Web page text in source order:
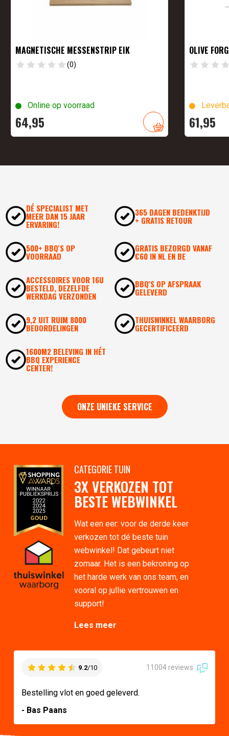
MAGNETISCHE MESSENSTRIP EIK
(0)
Online op voorraad
64,95
OLIVE
61,95
DÉ SPECIALIST MET
MEER DAN 15 JAAR
ERVARING!
365 DAGEN BEDENKTIJD
+ GRATIS RETOUR
500+ BBQ'S OP
VOORRAAD
GRATIS BEZORGD VANAF
€60 IN NL EN BE
ACCESSOIRES VOOR 16U
BESTELD, DEZELFDE
WERKDAG VERZONDEN
BBQ'S OP AFSPRAAK
GELEVERD
9,2 UIT RUIM 8000
BEOORDELINGEN
THUISWINKEL WAARBORG
GECERTIFICEERD
1600M2 BELEVING IN HÉT
BBQ EXPERIENCE
CENTER!
ONZE UNIEKE SERVICE
CATEGORIE TUIN
3X VERKOZEN TOT
BESTE WEBWINKEL
Wat een eer: voor de derde keer
verkozen tot dé beste tuin
webwinkel! Dat gebeurt niet
zomaar. Het is een bekroning op
het harde werk van ons team, en
vooral op jullie vertrouwen en
support!
Lees meer
9.2/10 11004 reviews
Bestelling vlot en goed geleverd.
- Bas Paans